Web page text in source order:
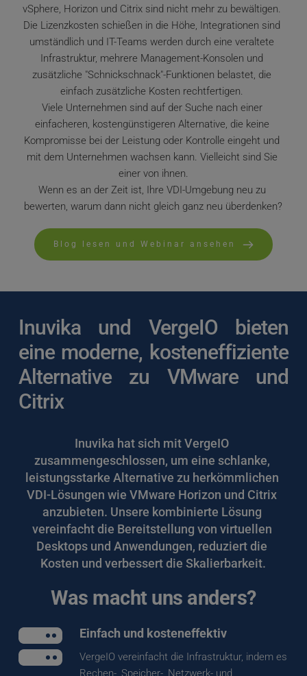
vSphere, Horizon und Citrix sind nicht mehr zu bewältigen.
Die Lizenzkosten schießen in die Höhe, Integrationen sind
umständlich und IT-Teams werden durch eine veraltete
Infrastruktur, mehrere Management-Konsolen und
zusätzliche "Schnickschnack"-Funktionen belastet, die
einfach zusätzliche Kosten rechtfertigen.
Viele Unternehmen sind auf der Suche nach einer
einfacheren, kostengünstigeren Alternative, die keine
Kompromisse bei der Leistung oder Kontrolle eingeht und
mit dem Unternehmen wachsen kann. Vielleicht sind Sie
einer von ihnen.
Wenn es an der Zeit ist, Ihre VDI-Umgebung neu zu
bewerten, warum dann nicht gleich ganz neu überdenken?
Blog lesen und Webinar ansehen
Inuvika und VergeIO bieten
eine moderne, kosteneffiziente
Alternative zu VMware und
Citrix
Inuvika hat sich mit VergeIO
zusammengeschlossen, um eine schlanke,
leistungsstarke Alternative zu herkömmlichen
VDI-Lösungen wie VMware Horizon und Citrix
anzubieten. Unsere kombinierte Lösung
vereinfacht die Bereitstellung von virtuellen
Desktops und Anwendungen, reduziert die
Kosten und verbessert die Skalierbarkeit.
Was macht uns anders?
Einfach und kosteneffektiv
VergeIO vereinfacht die Infrastruktur, indem es
Rechen-, Speicher-, Netzwerk- und